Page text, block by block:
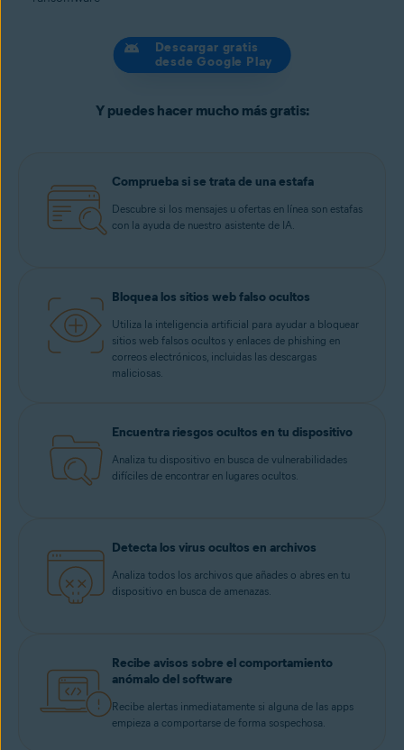
Descargar gratis
desde Google Play
desde Google Play
Y puedes hacer mucho más gratis:
Comprueba si se trata de una estafa
Descubre si los mensajes u ofertas en línea son estafas
con la ayuda de nuestro asistente de IA.
Bloquea los sitios web falso ocultos
Utiliza la inteligencia artificial para ayudar a bloquear
sitios web falsos ocultos y enlaces de phishing en
correos electrónicos, incluidas las descargas
maliciosas.
Encuentra riesgos ocultos en tu dispositivo
Analiza tu dispositivo en busca de vulnerabilidades
difíciles de encontrar en lugares ocultos.
Detecta los virus ocultos en archivos
Analiza todos los archivos que añades o abres en tu
dispositivo en busca de amenazas.
Recibe avisos sobre el comportamiento
anómalo del software
Recibe alertas inmediatamente si alguna de las apps
empieza a comportarse de forma sospechosa.